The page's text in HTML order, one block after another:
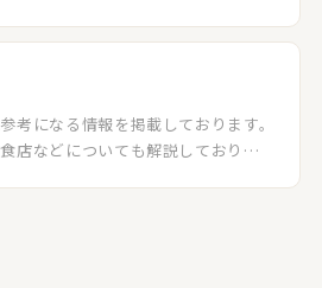
考になる情報を掲載しております。
店などについても解説しておりま